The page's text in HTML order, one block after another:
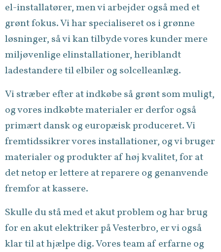
el-installatører, men vi arbejder også med et
grønt fokus. Vi har specialiseret os i grønne
løsninger, så vi kan tilbyde vores kunder mere
miljøvenlige elinstallationer, heriblandt
ladestandere til elbiler og solcelleanlæg.
Vi stræber efter at indkøbe så grønt som muligt,
og vores indkøbte materialer er derfor også
primært dansk og europæisk produceret. Vi
fremtidssikrer vores installationer, og vi bruger
materialer og produkter af høj kvalitet, for at
det netop er lettere at reparere og genanvende
fremfor at kassere.
Skulle du stå med et akut problem og har brug
for en akut elektriker på Vesterbro, er vi også
klar til at hjælpe dig. Vores team af erfarne og